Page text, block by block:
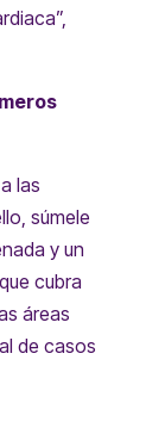
las
súmele
y un
cubra
áreas
de casos